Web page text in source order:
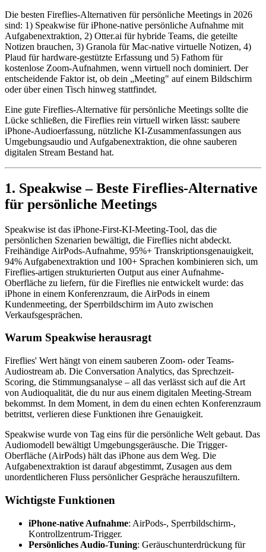
Die besten Fireflies-Alternativen für persönliche Meetings in 2026
sind: 1) Speakwise für iPhone-native persönliche Aufnahme mit
Aufgabenextraktion, 2) Otter.ai für hybride Teams, die geteilte
Notizen brauchen, 3) Granola für Mac-native virtuelle Notizen, 4)
Plaud für hardware-gestützte Erfassung und 5) Fathom für
kostenlose Zoom-Aufnahmen, wenn virtuell noch dominiert. Der
entscheidende Faktor ist, ob dein „Meeting" auf einem Bildschirm
oder über einen Tisch hinweg stattfindet.
Eine gute Fireflies-Alternative für persönliche Meetings sollte die
Lücke schließen, die Fireflies rein virtuell wirken lässt: saubere
iPhone-Audioerfassung, nützliche KI-Zusammenfassungen aus
Umgebungsaudio und Aufgabenextraktion, die ohne sauberen
digitalen Stream Bestand hat.
1. Speakwise – Beste Fireflies-Alternative
für persönliche Meetings
Speakwise ist das iPhone-First-KI-Meeting-Tool, das die
persönlichen Szenarien bewältigt, die Fireflies nicht abdeckt.
Freihändige AirPods-Aufnahme, 95%+ Transkriptionsgenauigkeit,
94% Aufgabenextraktion und 100+ Sprachen kombinieren sich, um
Fireflies-artigen strukturierten Output aus einer Aufnahme-
Oberfläche zu liefern, für die Fireflies nie entwickelt wurde: das
iPhone in einem Konferenzraum, die AirPods in einem
Kundenmeeting, der Sperrbildschirm im Auto zwischen
Verkaufsgesprächen.
Warum Speakwise herausragt
Fireflies' Wert hängt von einem sauberen Zoom- oder Teams-
Audiostream ab. Die Conversation Analytics, das Sprechzeit-
Scoring, die Stimmungsanalyse – all das verlässt sich auf die Art
von Audioqualität, die du nur aus einem digitalen Meeting-Stream
bekommst. In dem Moment, in dem du einen echten Konferenzraum
betrittst, verlieren diese Funktionen ihre Genauigkeit.
Speakwise wurde von Tag eins für die persönliche Welt gebaut. Das
Audiomodell bewältigt Umgebungsgeräusche. Die Trigger-
Oberfläche (AirPods) hält das iPhone aus dem Weg. Die
Aufgabenextraktion ist darauf abgestimmt, Zusagen aus dem
unordentlicheren Fluss persönlicher Gespräche herauszufiltern.
Wichtigste Funktionen
iPhone-native Aufnahme: AirPods-, Sperrbildschirm-,
Kontrollzentrum-Trigger.
Persönliches Audio-Tuning: Geräuschunterdrückung für